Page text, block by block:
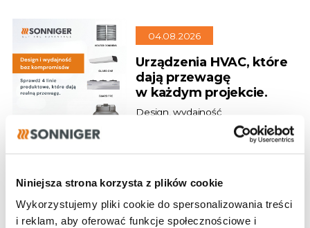
Niniejsza strona korzysta z plików cookie
Wykorzystujemy pliki cookie do spersonalizowania treści
i reklam, aby oferować funkcje społecznościowe i
04.08.2026
Urządzenia HVAC, które
dają przewagę
w każdym projekcie.
Design, wydajność
i energooszczędność w jednym.
Program dla
projektantów